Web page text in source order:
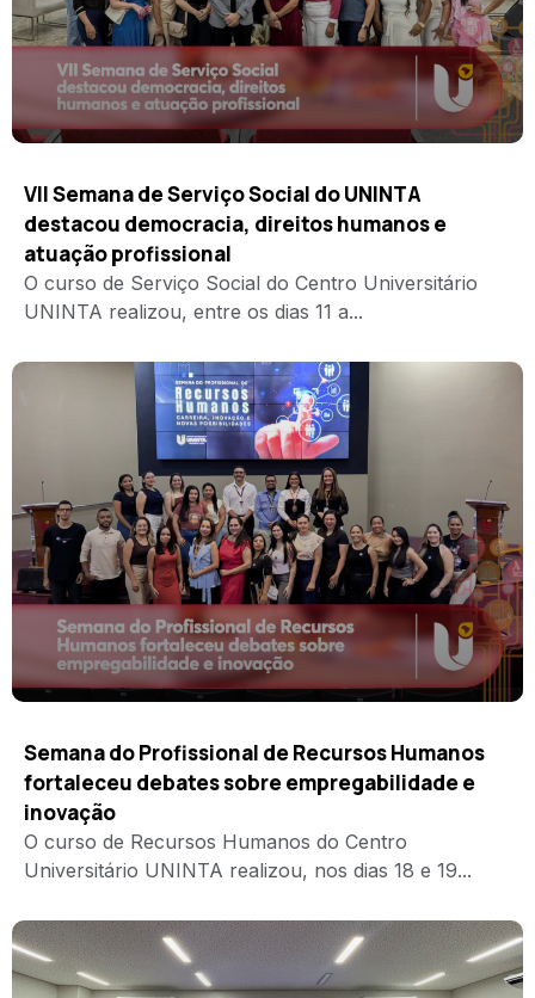
VII Semana de Serviço Social do UNINTA
destacou democracia, direitos humanos e
atuação profissional
O curso de Serviço Social do Centro Universitário
UNINTA realizou, entre os dias 11 a...
Semana do Profissional de Recursos Humanos
fortaleceu debates sobre empregabilidade e
inovação
O curso de Recursos Humanos do Centro
Universitário UNINTA realizou, nos dias 18 e 19...